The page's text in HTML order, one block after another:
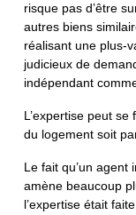
risque pas d’être
autres biens
réalisant une plus-
judicieux de
indépendant
L’expertise peut
du logement soit
Le fait qu’un agent
amène beaucoup
l’expertise était